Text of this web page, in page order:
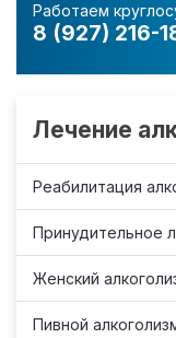
Работаем
8 (927) 216-
Лечение
Реабилитация
Принудительное
Женский
Пивной